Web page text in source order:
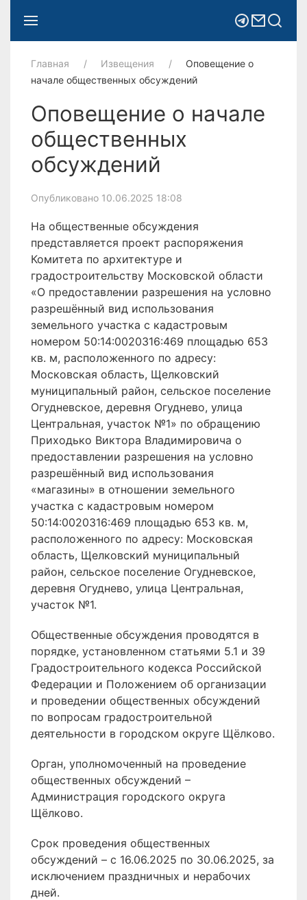
Главная Извещения
Оповещение о
начале общественных обсуждений
Оповещение о начале
общественных
обсуждений
Опубликовано 10.06.2025 18:08
На общественные обсуждения
представляется проект распоряжения
Комитета по архитектуре и
градостроительству Московской области
«О предоставлении разрешения на условно
разрешённый вид использования
земельного участка с кадастровым
номером 50:14:0020316:469 площадью 653
кв. м, расположенного по адресу:
Московская область, Щелковский
муниципальный район, сельское поселение
Огудневское, деревня Огуднево, улица
Центральная, участок №1» по обращению
Приходько Виктора Владимировича о
предоставлении разрешения на условно
разрешённый вид использования
«магазины» в отношении земельного
участка с кадастровым номером
50:14:0020316:469 площадью 653 кв. м,
расположенного по адресу: Московская
область, Щелковский муниципальный
район, сельское поселение Огудневское,
деревня Огуднево, улица Центральная,
участок №1.
Общественные обсуждения проводятся в
порядке, установленном статьями 5.1 и 39
Градостроительного кодекса Российской
Федерации и Положением об организации
и проведении общественных обсуждений
по вопросам градостроительной
деятельности в городском округе Щёлково.
Орган, уполномоченный на проведение
общественных обсуждений –
Администрация городского округа
Щёлково.
Срок проведения общественных
обсуждений – с 16.06.2025 по 30.06.2025, за
исключением праздничных и нерабочих
дней.